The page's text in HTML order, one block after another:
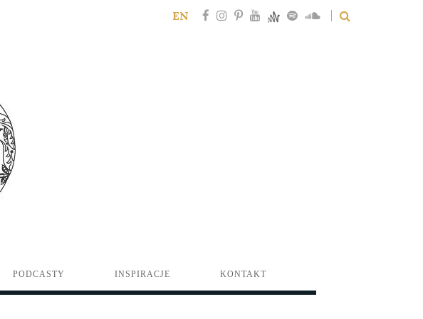
EN
PODCASTY INSPIRACJE KONTAKT